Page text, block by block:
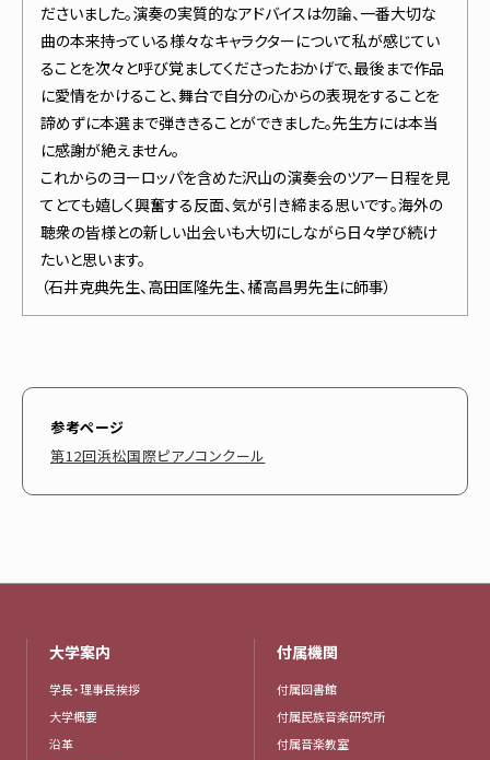
ださいました。演奏の実質的なアドバイスは勿論、一番大切な
曲の本来持っている様々なキャラクターについて私が感じてい
ることを次々と呼び覚ましてくださったおかげで、最後まで作品
に愛情をかけること、舞台で自分の心からの表現をすることを
諦めずに本選まで弾ききることができました。先生方には本当
に感謝が絶えません。
これからのヨーロッパを含めた沢山の演奏会のツアー日程を見
てとても嬉しく興奮する反面、気が引き締まる思いです。海外の
聴衆の皆様との新しい出会いも大切にしながら日々学び続け
たいと思います。
（石井克典先生、高田匡隆先生、橘高昌男先生に師事）
参考ページ
第12回浜松国際ピアノコンクール
大学案内
学長・理事長挨拶
大学概要
沿革
付属機関
付属図書館
付属民族音楽研究所
付属音楽教室